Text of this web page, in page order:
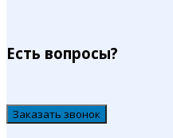
Есть вопросы?
Заказать звонок